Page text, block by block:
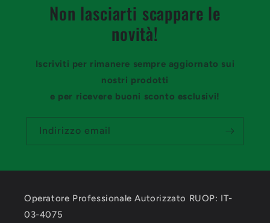
Non lasciarti scappare le
novità!
Iscriviti per rimanere sempre aggiornato sui
nostri prodotti
e per ricevere buoni sconto esclusivi!
Indirizzo email
Operatore Professionale Autorizzato RUOP: IT-
03-4075